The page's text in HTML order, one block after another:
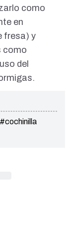
como
en
fresa) y
como
del
.
#cochinilla